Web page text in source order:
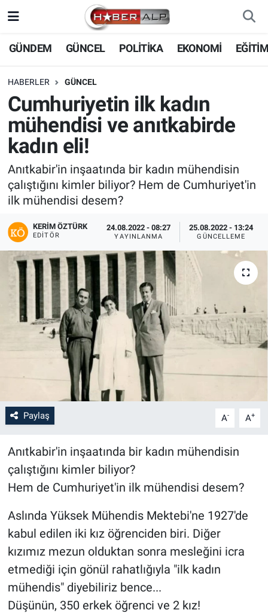
GÜNDEM GÜNCEL POLİTİKA EKONOMİ
HABERLER GÜNCEL
Cumhuriyetin ilk kadın
mühendisi ve anıtkabirde
kadın eli!
Anıtkabir'in inşaatında bir kadın mühendisin
çalıştığını kimler biliyor? Hem de Cumhuriyet'in
ilk mühendisi desem?
KERIM ÖZTÜRK
EDITÖR
24.08.2022 - 08:27
YAYINLANMA
25.08.2022 - 13:24
GÜNCELLEME
Paylaş A- A+
Anıtkabir'in inşaatında bir kadın mühendisin
çalıştığını kimler biliyor?
Hem de Cumhuriyet'in ilk mühendisi desem?
Aslında Yüksek Mühendis Mektebi'ne 1927'de
kabul edilen iki kız öğrenciden biri. Diğer
kızımız mezun olduktan sonra mesleğini icra
etmediği için gönül rahatlığıyla "ilk kadın
mühendis" diyebiliriz bence...
Düşünün, 350 erkek öğrenci ve 2 kız!
Nöbetçi Eczaneler
Hava Durumu
Trafik Durumu
Süper Lig Puan Durumu ve Fikstür
Tüm Manşetler
Son Dakika Haberleri
Haber Arşivi